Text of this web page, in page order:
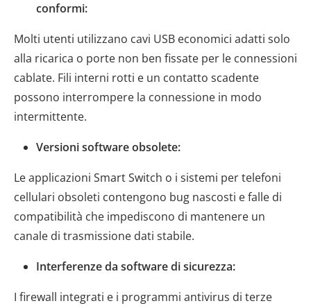
conformi:
Molti utenti utilizzano cavi USB economici adatti solo
alla ricarica o porte non ben fissate per le connessioni
cablate. Fili interni rotti e un contatto scadente
possono interrompere la connessione in modo
intermittente.
Versioni software obsolete:
Le applicazioni Smart Switch o i sistemi per telefoni
cellulari obsoleti contengono bug nascosti e falle di
compatibilità che impediscono di mantenere un
canale di trasmissione dati stabile.
Interferenze da software di sicurezza:
I firewall integrati e i programmi antivirus di terze